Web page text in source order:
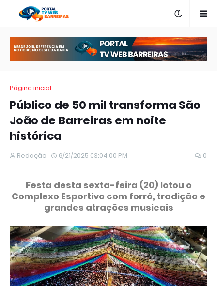
Página inicial
Público de 50 mil transforma São
João de Barreiras em noite
histórica
Redação 6/21/2025 03:04:00 PM 0
Festa desta sexta-feira (20) lotou o
Complexo Esportivo com forró, tradição e
grandes atrações musicais